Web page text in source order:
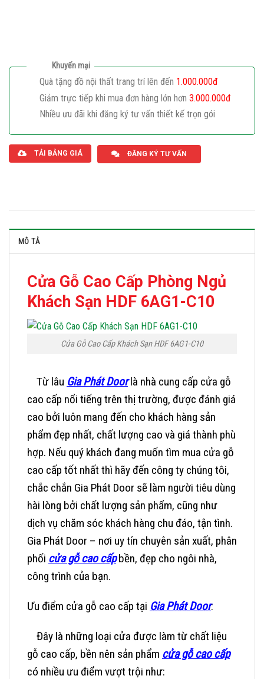
Khuyến mại
Quà tặng đồ nội thất trang trí lên đến 1.000.000đ
Giảm trực tiếp khi mua đơn hàng lớn hơn 3.000.000đ
Nhiều ưu đãi khi đăng ký tư vấn thiết kế trọn gói
TẢI BẢNG GIÁ ĐĂNG KÝ TƯ VẤN
MÔ TẢ
Cửa Gỗ Cao Cấp Phòng Ngủ
Khách Sạn HDF 6AG1-C10
Cửa Gỗ Cao Cấp Khách Sạn HDF 6AG1-C10
Từ lâu Gia Phát Doorlà nhà cung cấp cửa gỗ
cao cấp nổi tiếng trên thị trường, được đánh giá
cao bởi luôn mang đến cho khách hàng sản
phẩm đẹp nhất, chất lượng cao và giá thành phù
hợp. Nếu quý khách đang muốn tìm mua cửa gỗ
cao cấp tốt nhất thì hãy đến công ty chúng tôi,
chắc chắn Gia Phát Door sẽ làm người tiêu dùng
hài lòng bởi chất lượng sản phẩm, cũng như
dịch vụ chăm sóc khách hàng chu đáo, tận tình.
Gia Phát Door – nơi uy tín chuyên sản xuất, phân
phối cửa gỗ cao cấpbền, đẹp cho ngôi nhà,
công trình của bạn.
Ưu điểm cửa gỗ cao cấp tại Gia Phát Door:
Đây là những loại cửa được làm từ chất liệu
gỗ cao cấp, bền nên sản phẩm cửa gỗ cao cấp
có nhiều ưu điểm vượt trội như: